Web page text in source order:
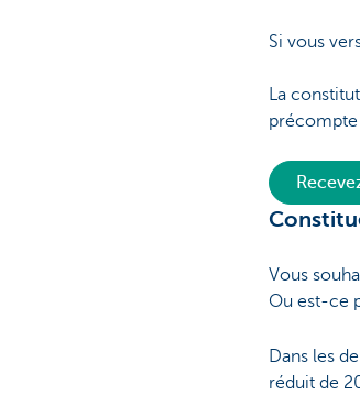
Si vous
La
précompte
Vous
Ou est-ce
Dans les
réduit de